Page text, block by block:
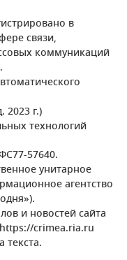
в
связи,
коммуникаций
2023 г.)
технологий
57640.
унитарное
агентство
и новостей сайта
crimea.ria.ru
текста.